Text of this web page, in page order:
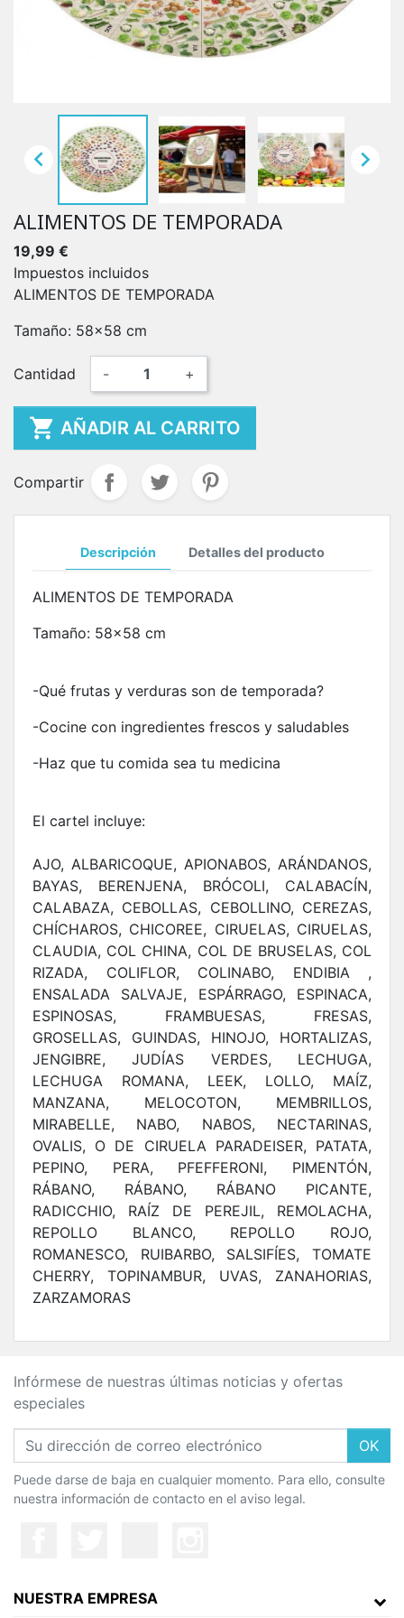
 
ALIMENTOS DE TEMPORADA
19,99 €
Impuestos incluidos
ALIMENTOS DE TEMPORADA
Tamaño: 58x58 cm
Cantidad - +
 AÑADIR AL CARRITO
Compartir
Descripción Detalles del producto
ALIMENTOS DE TEMPORADA
Tamaño: 58x58 cm
-Qué frutas y verduras son de temporada?
-Cocine con ingredientes frescos y saludables
-Haz que tu comida sea tu medicina
El cartel incluye:
AJO, ALBARICOQUE, APIONABOS, ARÁNDANOS,
BAYAS, BERENJENA, BRÓCOLI, CALABACÍN,
CALABAZA, CEBOLLAS, CEBOLLINO, CEREZAS,
CHÍCHAROS, CHICOREE, CIRUELAS, CIRUELAS,
CLAUDIA, COL CHINA, COL DE BRUSELAS, COL
RIZADA, COLIFLOR, COLINABO, ENDIBIA ,
ENSALADA SALVAJE, ESPÁRRAGO, ESPINACA,
ESPINOSAS, FRAMBUESAS, FRESAS,
GROSELLAS, GUINDAS, HINOJO, HORTALIZAS,
JENGIBRE, JUDÍAS VERDES, LECHUGA,
LECHUGA ROMANA, LEEK, LOLLO, MAÍZ,
MANZANA, MELOCOTON, MEMBRILLOS,
MIRABELLE, NABO, NABOS, NECTARINAS,
OVALIS, O DE CIRUELA PARADEISER, PATATA,
PEPINO, PERA, PFEFFERONI, PIMENTÓN,
RÁBANO, RÁBANO, RÁBANO PICANTE,
RADICCHIO, RAÍZ DE PEREJIL, REMOLACHA,
REPOLLO BLANCO, REPOLLO ROJO,
ROMANESCO, RUIBARBO, SALSIFÍES, TOMATE
CHERRY, TOPINAMBUR, UVAS, ZANAHORIAS,
ZARZAMORAS
Infórmese de nuestras últimas noticias y ofertas
especiales
OK
Puede darse de baja en cualquier momento. Para ello, consulte
nuestra información de contacto en el aviso legal.
NUESTRA EMPRESA